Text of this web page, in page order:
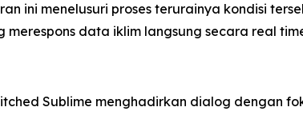
ini menelusuri proses terurainya kondisi
data iklim langsung secara real
Sublime menghadirkan dialog dengan